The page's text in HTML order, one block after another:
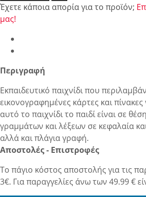
Έχετε κάποια απορία για το προϊόν;
μας!
Περιγραφή
Εκπαιδευτικό παιχνίδι που
εικονογραφημένες κάρτες και
αυτό το παιχνίδι το παιδί είναι σε
γραμμάτων και λέξεων σε κεφαλαία
αλλά και πλάγια γραφή.
Αποστολές - Επιστροφές
Το πάγιο κόστος αποστολής για τις
3€. Για παραγγελίες άνω των 49.99 €